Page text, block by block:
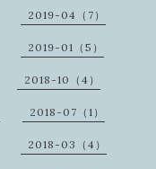
2019-04（7）
2019-01（5）
2018-10（4）
2018-07（1）
2018-03（4）